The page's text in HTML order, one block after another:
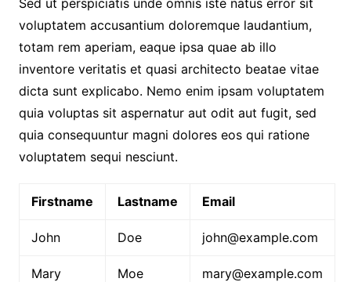
voluptatem accusantium doloremque laudantium,
totam rem aperiam, eaque ipsa quae ab illo
inventore veritatis et quasi architecto beatae vitae
dicta sunt explicabo. Nemo enim ipsam voluptatem
quia voluptas sit aspernatur aut odit aut fugit, sed
quia consequuntur magni dolores eos qui ratione
voluptatem sequi nesciunt.
Firstname Lastname Email
John Doe john@example.com
Mary Moe mary@example.com